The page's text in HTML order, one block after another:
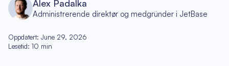
Alex Padalka
Administrerende direktør og medgründer i JetBase
Oppdatert: June 29, 2026
Lesetid: 10 min